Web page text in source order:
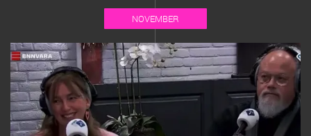
NOVEMBER